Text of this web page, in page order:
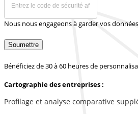
Nous nous engageons à garder vos
Soumettre
Bénéficiez de 30 à 60 heures de
Cartographie des entreprises :
Profilage et analyse comparative